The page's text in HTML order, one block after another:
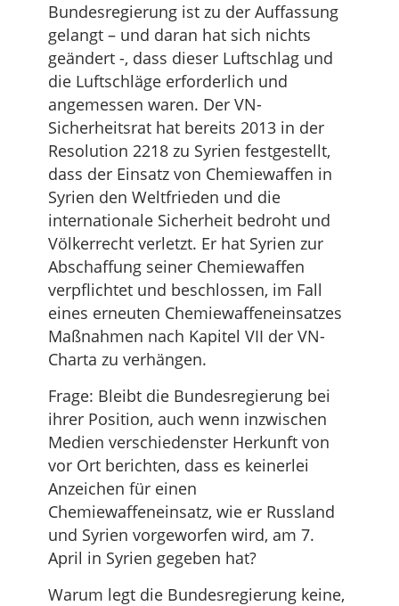
Bundesregierung ist zu der Auffassung
gelangt – und daran hat sich nichts
geändert -, dass dieser Luftschlag und
die Luftschläge erforderlich und
angemessen waren. Der VN-
Sicherheitsrat hat bereits 2013 in der
Resolution 2218 zu Syrien festgestellt,
dass der Einsatz von Chemiewaffen in
Syrien den Weltfrieden und die
internationale Sicherheit bedroht und
Völkerrecht verletzt. Er hat Syrien zur
Abschaffung seiner Chemiewaffen
verpflichtet und beschlossen, im Fall
eines erneuten Chemiewaffeneinsatzes
Maßnahmen nach Kapitel VII der VN-
Charta zu verhängen.
Frage: Bleibt die Bundesregierung bei
ihrer Position, auch wenn inzwischen
Medien verschiedenster Herkunft von
vor Ort berichten, dass es keinerlei
Anzeichen für einen
Chemiewaffeneinsatz, wie er Russland
und Syrien vorgeworfen wird, am 7.
April in Syrien gegeben hat?
Warum legt die Bundesregierung keine,